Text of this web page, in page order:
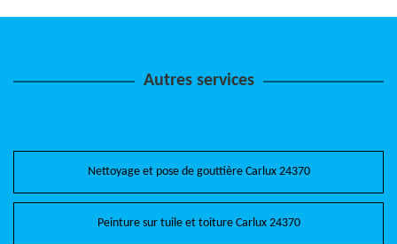
Autres services
Nettoyage et pose de gouttière Carlux 24370
Peinture sur tuile et toiture Carlux 24370